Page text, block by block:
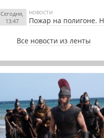
Сегодня,
13:47
НОВОСТИ
Пожар на полигоне.
Все новости из ленты